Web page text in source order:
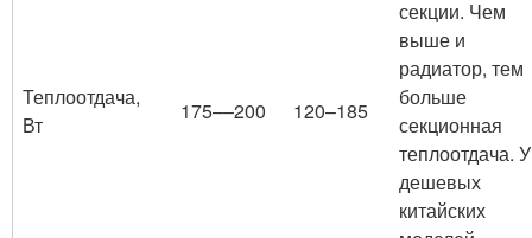
Теплоотдача,
Вт
175––200 120–185
секции. Чем
выше и
радиатор, тем
больше
секционная
теплоотдача. У
дешевых
китайских